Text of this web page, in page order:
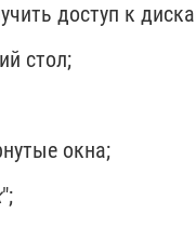
доступ к
стол;
окна;
";